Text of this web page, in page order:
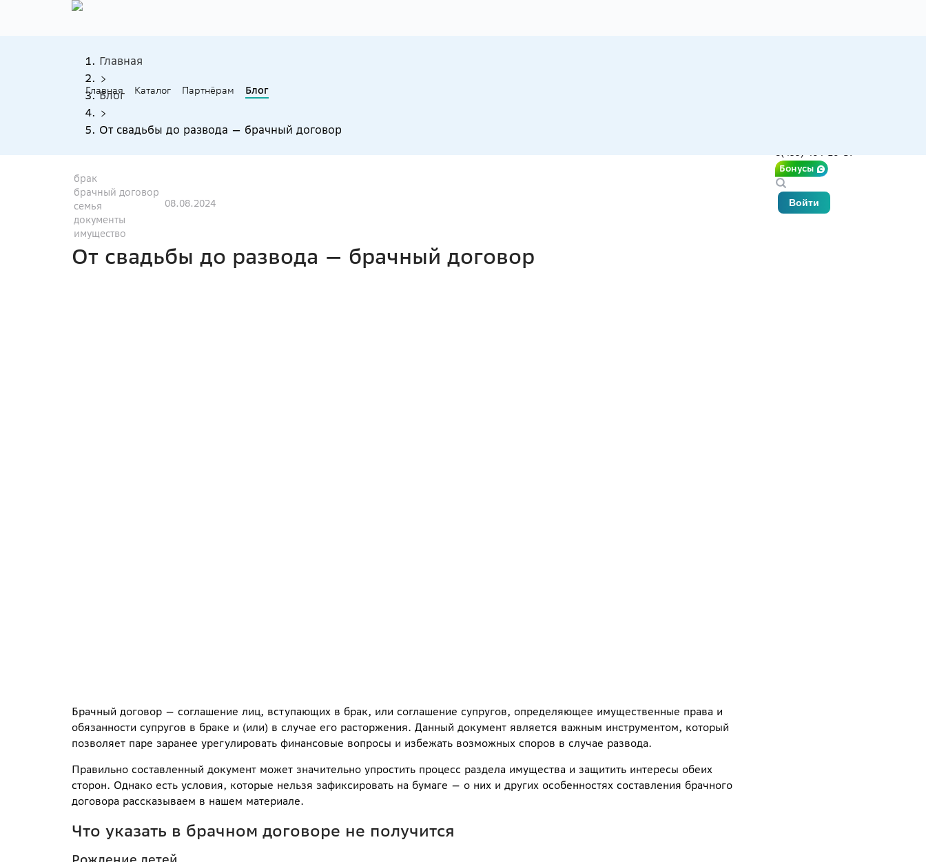
Главная Каталог Партнёрам Блог
8(499) 404-10-37
Бонусы
Войти
Главная
Блог
От свадьбы до развода — брачный договор
брак
брачный договор
семья
документы
имущество
08.08.2024
От свадьбы до развода — брачный договор
Брачный договор — соглашение лиц, вступающих в брак, или соглашение супругов, определяющее имущественные права и
обязанности супругов в браке и (или) в случае его расторжения. Данный документ является важным инструментом, который
позволяет паре заранее урегулировать финансовые вопросы и избежать возможных споров в случае развода.
Правильно составленный документ может значительно упростить процесс раздела имущества и защитить интересы обеих
сторон. Однако есть условия, которые нельзя зафиксировать на бумаге — о них и других особенностях составления брачного
договора рассказываем в нашем материале.
Что указать в брачном договоре не получится